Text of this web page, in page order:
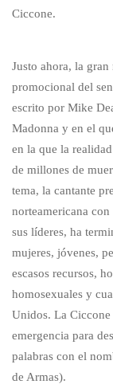
Ciccone.
Justo ahora, la
promocional del
escrito por Mike
Madonna y en el
en la que la
de millones de
tema, la cantante
norteamericana
sus líderes, ha
mujeres, jóvenes,
escasos recursos,
homosexuales y
Unidos. La
emergencia para
palabras con el
de Armas).